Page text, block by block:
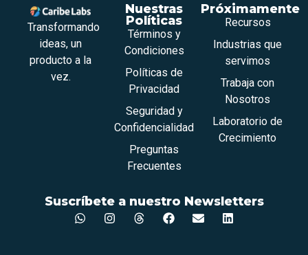
Transformando
ideas, un
producto a la
vez.
Nuestras
Políticas
Términos y
Condiciones
Políticas de
Privacidad
Seguridad y
Confidencialidad
Preguntas
Frecuentes
Próximamente
Recursos
Industrias que
servimos
Trabaja con
Nosotros
Laboratorio de
Crecimiento
Suscríbete a nuestro Newsletters